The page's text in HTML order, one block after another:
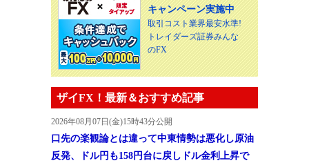
キャンペーン実施中
取引コスト業界最安水準!
トレイダーズ証券みんな
のFX
ザイFX！最新＆おすすめ記事
2026年08月07日(金)15時43分公開
口先の楽観論とは違って中東情勢は悪化し原油
反発、ドル円も158円台に戻しドル金利上昇で